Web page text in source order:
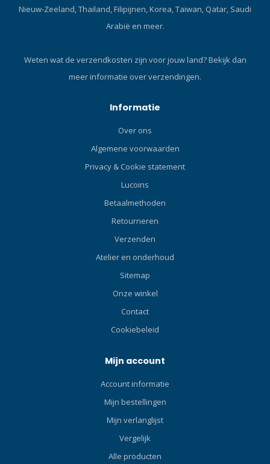
Nieuw-Zeeland, Thailand, Filipijnen, Korea, Taiwan, Qatar, Saudi
Arabië en meer.
Weten wat de verzendkosten zijn voor jouw land?Bekijk dan
meer informatie over verzendingen.
Informatie
Over ons
Algemene voorwaarden
Privacy & Cookie statement
Lucoins
Betaalmethoden
Retourneren
Verzenden
Atelier en onderhoud
Sitemap
Onze winkel
Contact
Cookiebeleid
Mijn account
Account informatie
Mijn bestellingen
Mijn verlanglijst
Vergelijk
Alle producten